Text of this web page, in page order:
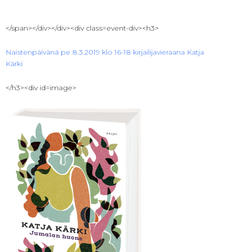
</span></div></div><div class=event-div><h3>
Naistenpäivänä pe 8.3.2019 klo 16-18 kirjailijavieraana Katja
Kärki
</h3><div id=image>